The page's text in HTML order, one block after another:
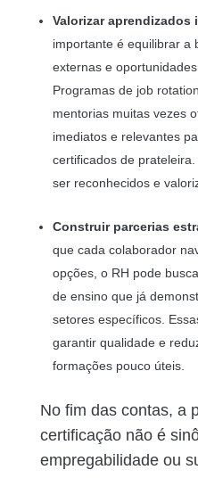
Valorizar aprendizados
importante é equilibrar a
externas e
Programas de job
mentorias muitas vezes
imediatos e relevantes
certificados de
ser reconhecidos e
Construir parcerias
que cada colaborador
opções, o RH pode
de ensino que já
setores específicos.
garantir qualidade e
formações pouco úteis.
No fim das contas, a
certificação não é
empregabilidade ou